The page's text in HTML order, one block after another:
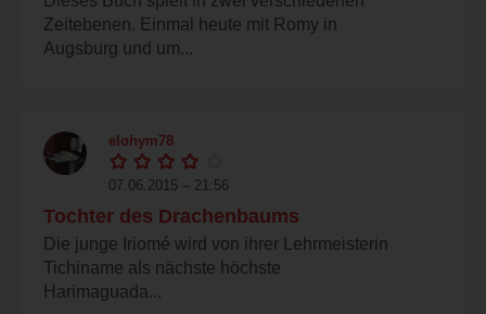
Zeitebenen. Einmal heute mit Romy in
Augsburg und um...
elohym78
07.06.2015 – 21:56
Tochter des Drachenbaums
Die junge Iriomé wird von ihrer Lehrmeisterin
Tichiname als nächste höchste
Harimaguada...